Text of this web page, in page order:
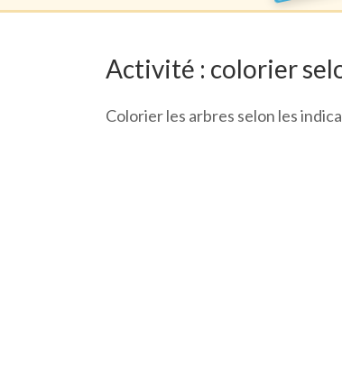
Activité : colorier
Colorier les arbres selon les